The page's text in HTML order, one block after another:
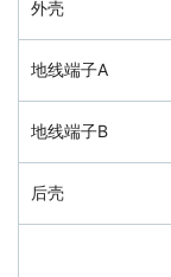
外壳
地线端子A
地线端子B
后壳